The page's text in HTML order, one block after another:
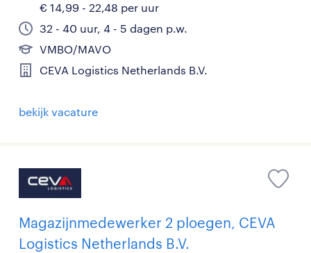
€ 14,99 - 22,48 per uur
32 - 40 uur, 4 - 5 dagen p.w.
VMBO/MAVO
CEVA Logistics Netherlands B.V.
bekijk vacature
Magazijnmedewerker 2 ploegen, CEVA
Logistics Netherlands B.V.